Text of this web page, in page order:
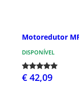
Motoredutor
DISPONÍVEL
€ 42,09